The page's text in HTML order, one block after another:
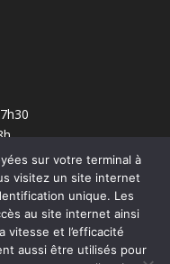
et 1 h
fermé le 21 juillet
sur votre terminal à
visitez un site internet
unique. Les
au site internet ainsi
vitesse et l’efficacité
aussi être utilisés pour